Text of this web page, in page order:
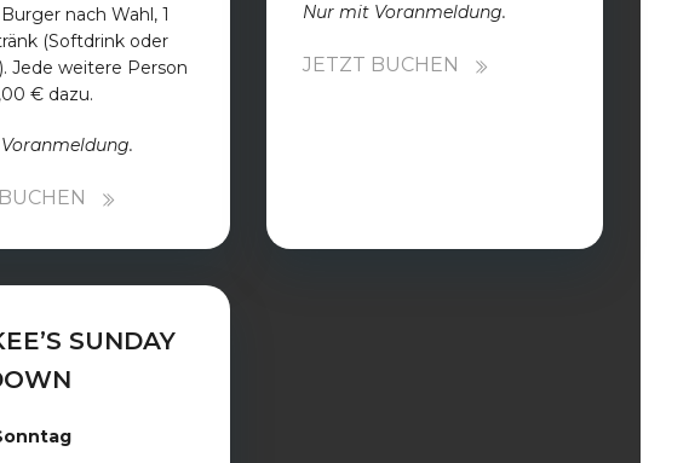
nach Wahl, 1
(Softdrink oder
Jede weitere Person
€ dazu.
Nur mit Voranmeldung.
JETZT BUCHEN
SUNDAY